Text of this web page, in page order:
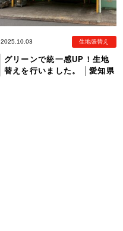
2025.10.03 生地張替え
グリーンで統一感UP！生地
替えを行いました。 │愛知県